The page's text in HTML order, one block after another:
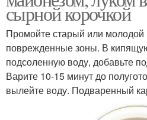
сырной корочкой
Промойте старый или молодой
поврежденные зоны. В
подсоленную воду, добавьте
Варите 10-15 минут до
вылейте воду. Подваренный